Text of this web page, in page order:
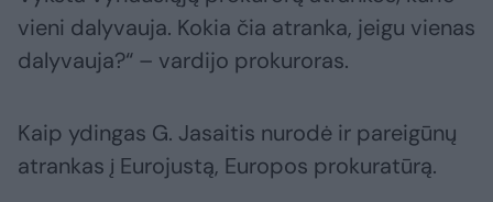
vieni dalyvauja. Kokia čia atranka, jeigu vienas
dalyvauja?“ – vardijo prokuroras.
Kaip ydingas G. Jasaitis nurodė ir pareigūnų
atrankas į Eurojustą, Europos prokuratūrą.